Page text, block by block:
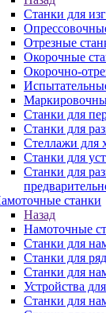
Станки для
Отрезные
Окорочные
Окорочно-
Станки для
Станки для
Стеллажи для
Станки для
Станки для
станки
Назад
Намоточные
Станки для
Станки для
Станки для
Устройства
Станки для